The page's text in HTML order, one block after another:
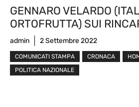
GENNARO VELARDO
ORTOFRUTTA) SUI
admin 2 Settembre 2022
COMUNICATI STAMPA CRONACA
POLITICA NAZIONALE